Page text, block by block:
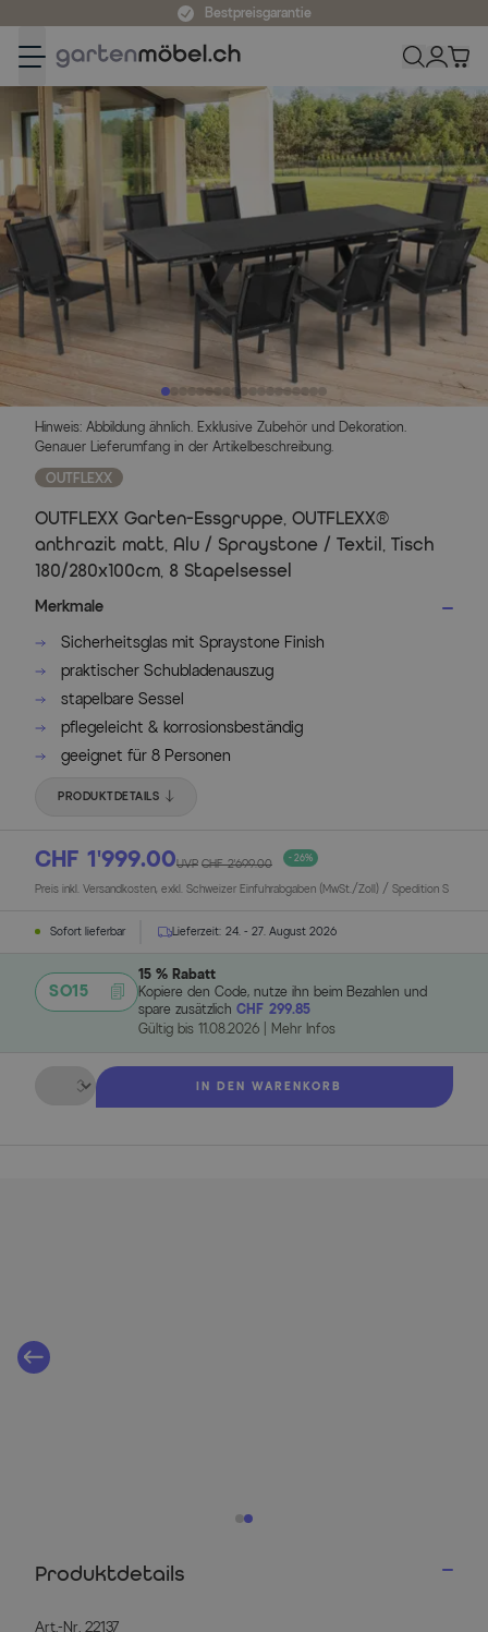
Bestpreisgarantie
Hinweis: Abbildung ähnlich. Exklusive Zubehör und Dekoration.
Genauer Lieferumfang in der Artikelbeschreibung.
OUTFLEXX
OUTFLEXX Garten-Essgruppe, OUTFLEXX®
anthrazit matt, Alu / Spraystone / Textil, Tisch
180/280x100cm, 8 Stapelsessel
Merkmale
Sicherheitsglas mit Spraystone Finish
praktischer Schubladenauszug
stapelbare Sessel
pflegeleicht & korrosionsbeständig
geeignet für 8 Personen
PRODUKTDETAILS
CHF 1’999.00UVP CHF 2’699.00 - 26%
Preis inkl. Versandkosten, exkl. Schweizer Einfuhrabgaben (MwSt./Zoll) / Spedition S
Sofort lieferbar Lieferzeit: 24. - 27. August 2026
SO15
15 % Rabatt
Kopiere den Code, nutze ihn beim Bezahlen und
spare zusätzlich CHF 299.85
Gültig bis 11.08.2026 Mehr Infos
Menge
IN DEN WARENKORB
Produktdetails
Art.-Nr. 22137